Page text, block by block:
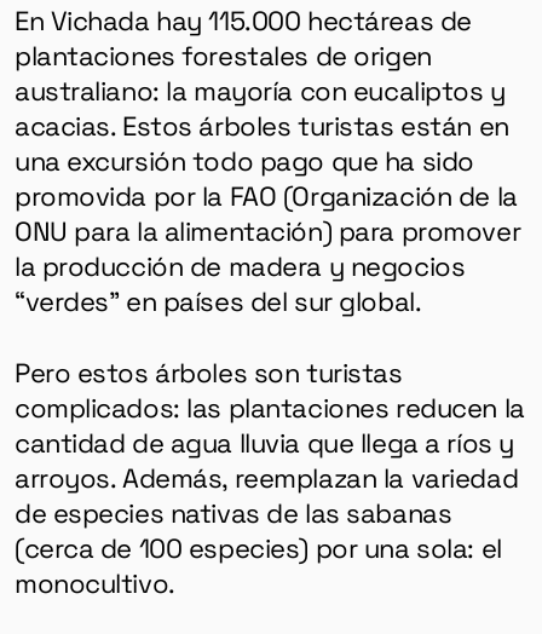
En Vichada hay 115.000 hectáreas de
plantaciones forestales de origen
australiano: la mayoría con eucaliptos y
acacias. Estos árboles turistas están en
una excursión todo pago que ha sido
promovida por la FAO (Organización de la
ONU para la alimentación) para promover
la producción de madera y negocios
“verdes” en países del sur global.
Pero estos árboles son turistas
complicados: las plantaciones reducen la
cantidad de agua lluvia que llega a ríos y
arroyos. Además, reemplazan la variedad
de especies nativas de las sabanas
(cerca de 100 especies) por una sola: el
monocultivo.